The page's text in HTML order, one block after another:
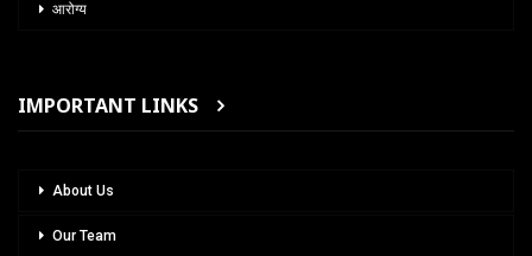
आरोग्य
IMPORTANT LINKS
About Us
Our Team